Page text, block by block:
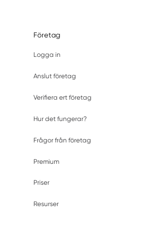
Företag
Logga in
Anslut företag
Verifiera ert företag
Hur det fungerar?
Frågor från företag
Premium
Priser
Resurser